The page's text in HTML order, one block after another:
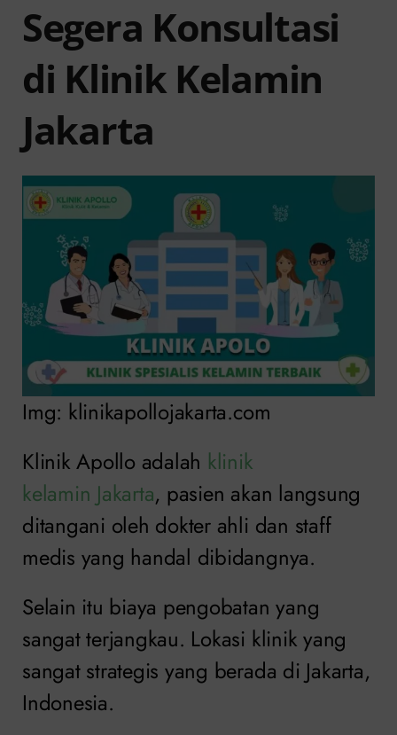
Segera Konsultasi
di Klinik Kelamin
Jakarta
Img: klinikapollojakarta.com
Klinik Apollo adalah klinik
kelamin Jakarta, pasien akan langsung
ditangani oleh dokter ahli dan staff
medis yang handal dibidangnya.
Selain itu biaya pengobatan yang
sangat terjangkau. Lokasi klinik yang
sangat strategis yang berada di Jakarta,
Indonesia.